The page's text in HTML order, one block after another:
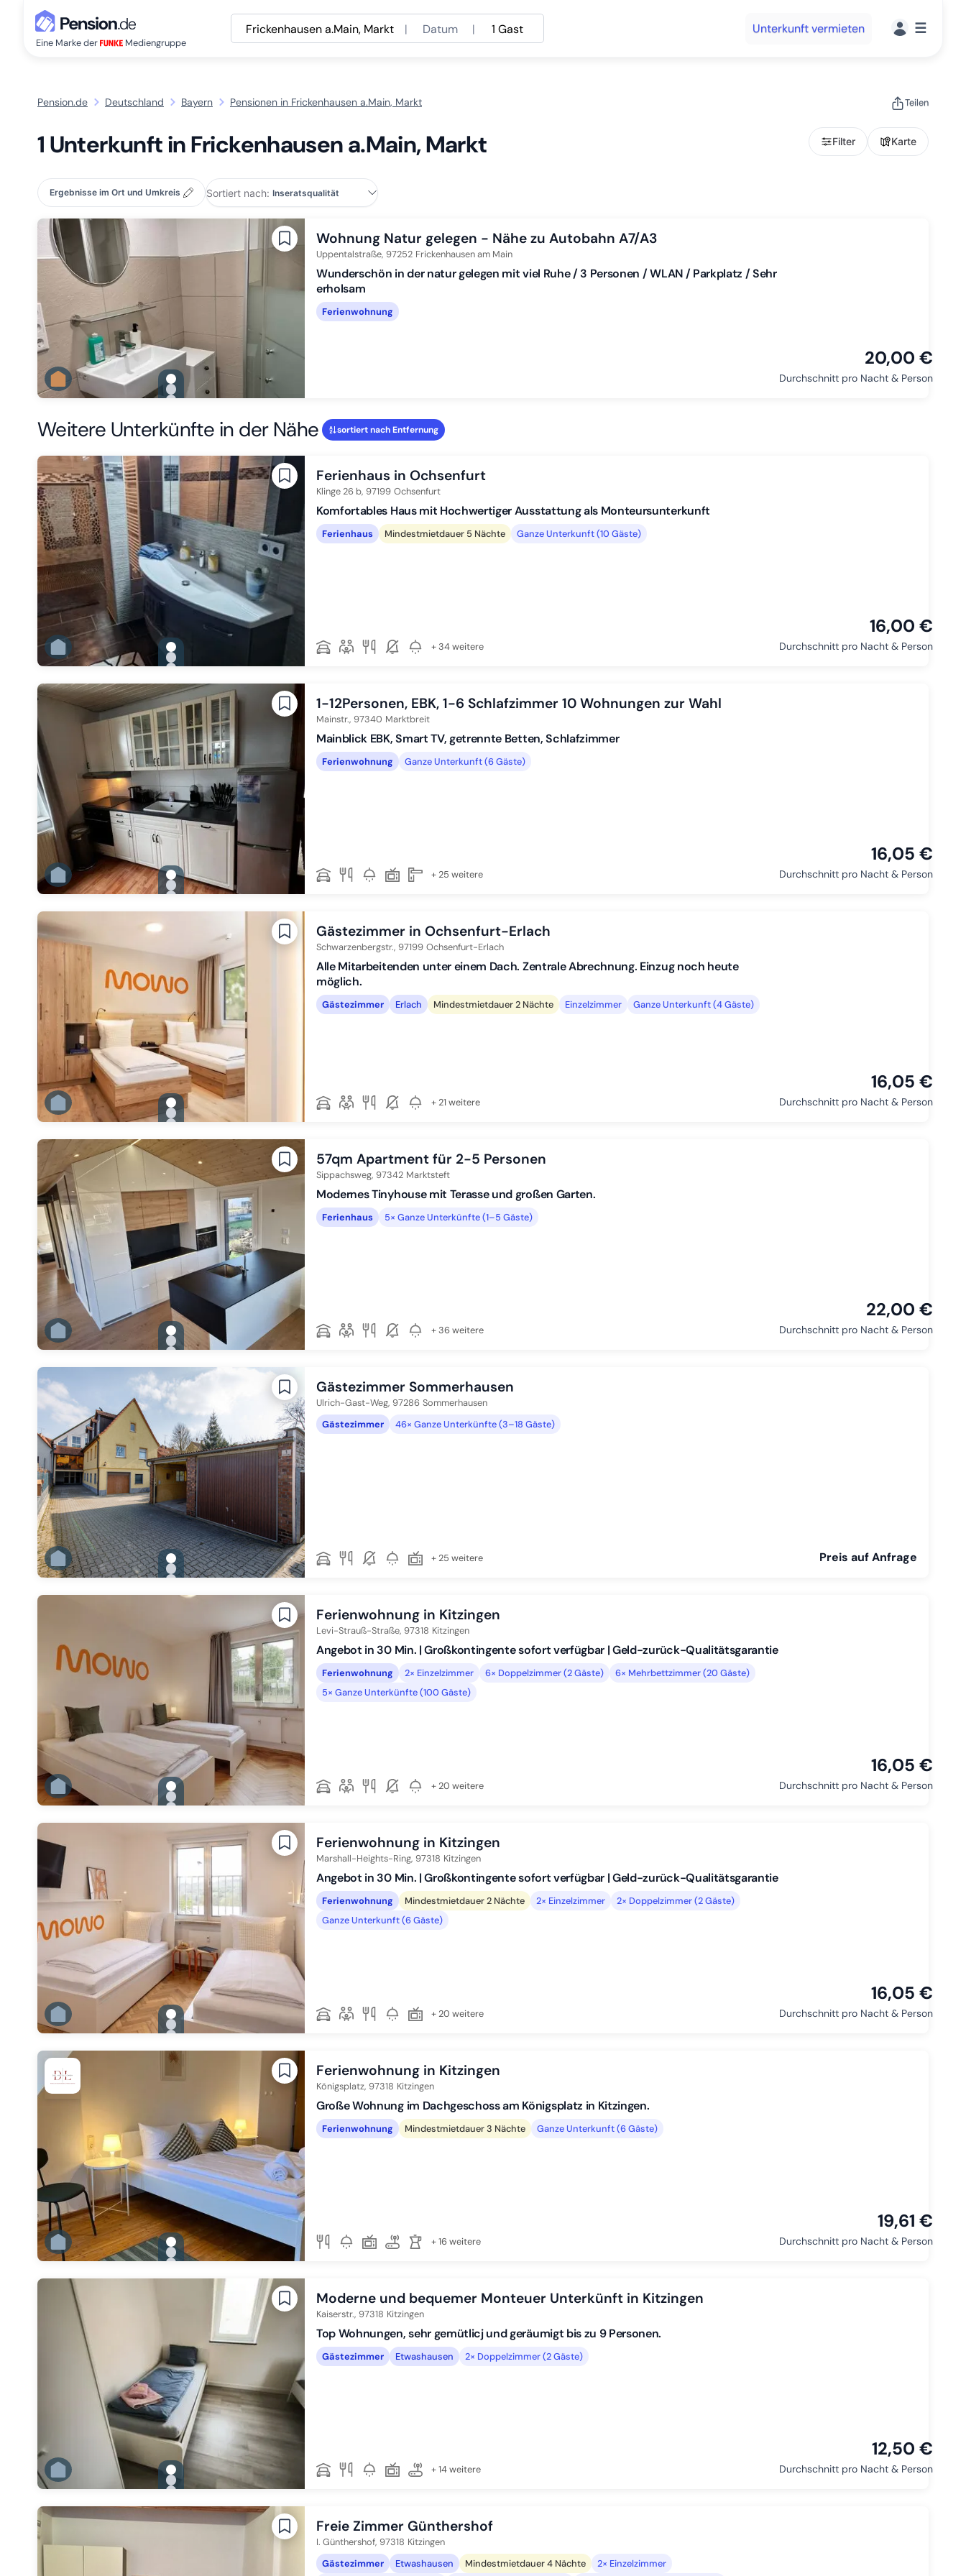
Eine Marke der Mediengruppe
Frickenhausen a.Main, Markt | Datum | 1 Gast Unterkunft vermieten ☰
Pension.de Deutschland Bayern Pensionen in Frickenhausen a.Main, Markt Teilen
1 Unterkunft in Frickenhausen a.Main, Markt Filter Karte
Ergebnisse im Ort und Umkreis Sortiert nach:
gallery.slide_selector
Zu Slide 1 wechseln
Zu Slide 2 wechseln
Wohnung Natur gelegen - Nähe zu Autobahn A7/A3
Uppentalstraße, 97252 Frickenhausen am Main
Wunderschön in der natur gelegen mit viel Ruhe / 3 Personen / WLAN / Parkplatz / Sehr
erholsam
Ferienwohnung
20,00 €
Durchschnitt pro Nacht & Person
Weitere Unterkünfte in der Nähe sortiert nach Entfernung
gallery.slide_selector
Zu Slide 1 wechseln
Zu Slide 2 wechseln
Zu Slide 4 wechseln
Zu Slide 5 wechseln
Zu Slide 6 wechseln
Ferienhaus in Ochsenfurt
Klinge 26 b, 97199 Ochsenfurt
Komfortables Haus mit Hochwertiger Ausstattung als Monteursunterkunft
Ferienhaus Mindestmietdauer 5 Nächte Ganze Unterkunft (10 Gäste)
+ 34 weitere
16,00 €
Durchschnitt pro Nacht & Person
gallery.slide_selector
Zu Slide 1 wechseln
Zu Slide 2 wechseln
Zu Slide 6 wechseln
1-12Personen, EBK, 1-6 Schlafzimmer 10 Wohnungen zur Wahl
Mainstr., 97340 Marktbreit
Mainblick EBK, Smart TV, getrennte Betten, Schlafzimmer
Ferienwohnung Ganze Unterkunft (6 Gäste)
+ 25 weitere
16,05 €
Durchschnitt pro Nacht & Person
gallery.slide_selector
Zu Slide 1 wechseln
Zu Slide 2 wechseln
Zu Slide 4 wechseln
Zu Slide 5 wechseln
Zu Slide 6 wechseln
Gästezimmer in Ochsenfurt-Erlach
Schwarzenbergstr., 97199 Ochsenfurt-Erlach
Alle Mitarbeitenden unter einem Dach. Zentrale Abrechnung. Einzug noch heute
möglich.
Gästezimmer Erlach Mindestmietdauer 2 Nächte Einzelzimmer Ganze Unterkunft (4 Gäste)
+ 21 weitere
16,05 €
Durchschnitt pro Nacht & Person
gallery.slide_selector
Zu Slide 1 wechseln
Zu Slide 2 wechseln
Zu Slide 4 wechseln
Zu Slide 5 wechseln
Zu Slide 6 wechseln
57qm Apartment für 2-5 Personen
Sippachsweg, 97342 Marktsteft
Modernes Tinyhouse mit Terasse und großen Garten.
Ferienhaus 5× Ganze Unterkünfte (1–5 Gäste)
+ 36 weitere
22,00 €
Durchschnitt pro Nacht & Person
gallery.slide_selector
Zu Slide 1 wechseln
Zu Slide 2 wechseln
Zu Slide 4 wechseln
Zu Slide 6 wechseln
Gästezimmer Sommerhausen
Ulrich-Gast-Weg, 97286 Sommerhausen
Gästezimmer
46× Ganze Unterkünfte (3–18 Gäste)
+ 25 weitere Preis auf Anfrage
gallery.slide_selector
Zu Slide 1 wechseln
Zu Slide 2 wechseln
Zu Slide 4 wechseln
Zu Slide 5 wechseln
Zu Slide 6 wechseln
Ferienwohnung in Kitzingen
Levi-Strauß-Straße, 97318 Kitzingen
Angebot in 30 Min. | Großkontingente sofort verfügbar | Geld-zurück-Qualitätsgarantie
Ferienwohnung 2× Einzelzimmer 6× Doppelzimmer (2 Gäste)
6× Mehrbettzimmer (20 Gäste)
5× Ganze Unterkünfte (100 Gäste)
+ 20 weitere
16,05 €
Durchschnitt pro Nacht & Person
gallery.slide_selector
Zu Slide 1 wechseln
Zu Slide 2 wechseln
Zu Slide 4 wechseln
Zu Slide 5 wechseln
Zu Slide 6 wechseln
Ferienwohnung in Kitzingen
Marshall-Heights-Ring, 97318 Kitzingen
Angebot in 30 Min. | Großkontingente sofort verfügbar | Geld-zurück-Qualitätsgarantie
Ferienwohnung Mindestmietdauer 2 Nächte 2× Einzelzimmer
2× Doppelzimmer (2 Gäste)
Ganze Unterkunft (6 Gäste)
+ 20 weitere
16,05 €
Durchschnitt pro Nacht & Person
gallery.slide_selector
Zu Slide 1 wechseln
Zu Slide 2 wechseln
Zu Slide 4 wechseln
Zu Slide 5 wechseln
Zu Slide 6 wechseln
Ferienwohnung in Kitzingen
Königsplatz, 97318 Kitzingen
Große Wohnung im Dachgeschoss am Königsplatz in Kitzingen.
Ferienwohnung Mindestmietdauer 3 Nächte Ganze Unterkunft (6 Gäste)
+ 16 weitere
19,61 €
Durchschnitt pro Nacht & Person
gallery.slide_selector
Zu Slide 1 wechseln
Zu Slide 2 wechseln
Zu Slide 4 wechseln
Zu Slide 5 wechseln
Moderne und bequemer Monteuer Unterkünft in Kitzingen
Kaiserstr., 97318 Kitzingen
Top Wohnungen, sehr gemütlicj und geräumigt bis zu 9 Personen.
Gästezimmer Etwashausen 2× Doppelzimmer (2 Gäste)
+ 14 weitere
12,50 €
Durchschnitt pro Nacht & Person
Freie Zimmer Günthershof
I. Günthershof, 97318 Kitzingen
Gästezimmer
Etwashausen Mindestmietdauer 4 Nächte 2× Einzelzimmer